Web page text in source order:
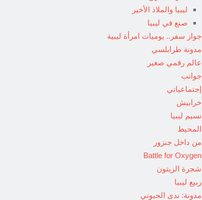
ليبيا والملاذ الأخير
صنع في ليبيا
جواز سفر.. يوميات امرأة ليبية
مدونة طرابلسي
عالم رقمي صغير
جوانب
إجتماعياتي
خرابيش
نسيم ليبيا
المحيط
من داخل جنزور
Battle for Oxygen
شجرة الزيتون
ربيع ليبيا
مدونة: ندى الحبوني